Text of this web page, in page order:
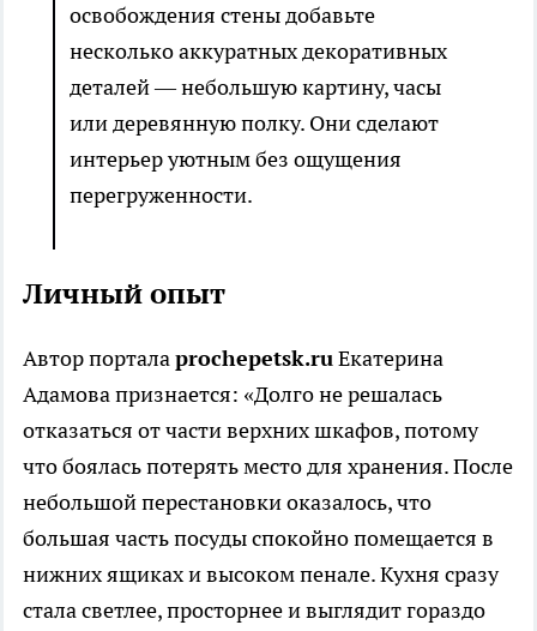
освобождения стены добавьте
несколько аккуратных декоративных
деталей — небольшую картину, часы
или деревянную полку. Они сделают
интерьер уютным без ощущения
перегруженности.
Личный опыт
Автор порталаprochepetsk.ruЕкатерина
Адамова признается: «Долго не решалась
отказаться от части верхних шкафов, потому
что боялась потерять место для хранения. После
небольшой перестановки оказалось, что
большая часть посуды спокойно помещается в
нижних ящиках и высоком пенале. Кухня сразу
стала светлее, просторнее и выглядит гораздо